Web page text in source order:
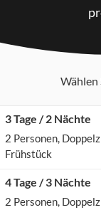
Wählen
3 Tage / 2 Nächte
2 Personen
Frühstück
4 Tage / 3 Nächte
2 Personen